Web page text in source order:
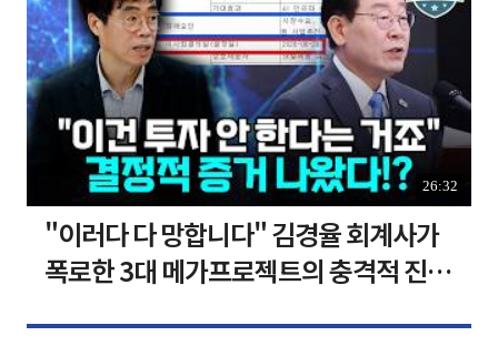
26:32
"이러다 다 망합니다" 김경율 회계사가
폭로한 3대 메가프로젝트의 충격적 진실